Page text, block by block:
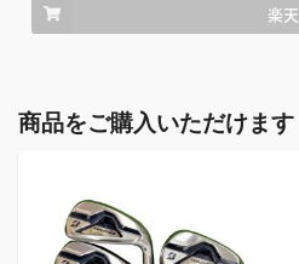
楽天
商品をご購入いただけます